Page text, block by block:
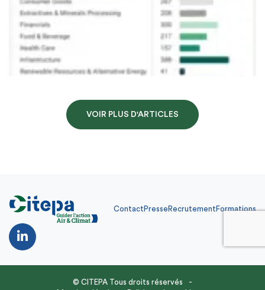
Presse Recrutement Formations
VOIR PLUS D'ARTICLES
Contact Presse Recrutement Formations
© CITEPA Tous droits réservés